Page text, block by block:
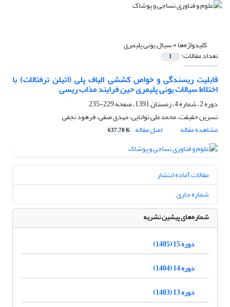
کلیدواژه‌ها =سیال یونی پلیمری
تعداد مقالات: 1
قابلیت ریسندگی و خواص کششی الیاف پلی (اتیلن ترفتالات) با
اختلاط سیالات یونی پلیمری حین فرایند مذاب ریسی
دوره 2، شماره 4، زمستان 1391، صفحه
229-235
نسرین حقیقت، محمدعلی توانایی، مهدی صفی، فرهود نجفی
مشاهده مقاله
اصل مقاله 637.78 K
مقالات آماده انتشار
شماره جاری
شماره‌های پیشین نشریه
دوره 15 (1405)
دوره 14 (1404)
دوره 13 (1403)